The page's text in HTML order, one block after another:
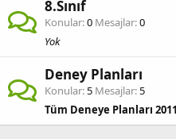
8.Sınıf
Konular 0 Mesajlar 0
Yok
Deney Planları
Konular 5 Mesajlar 5
Tüm Deneye Planları